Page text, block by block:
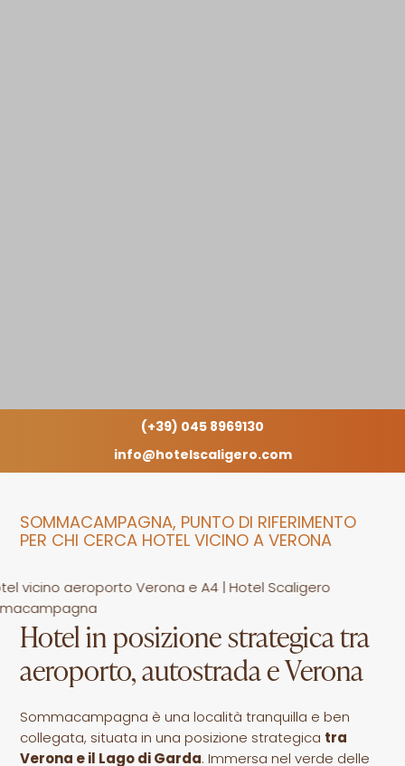
(+39) 045 8969130
info@hotelscaligero.com
SOMMACAMPAGNA, PUNTO DI RIFERIMENTO
PER CHI CERCA HOTEL VICINO A VERONA
Hotel in posizione strategica tra
aeroporto, autostrada e Verona
Sommacampagna è una località tranquilla e ben
collegata, situata in una posizione strategica tra
Verona e il Lago di Garda. Immersa nel verde delle